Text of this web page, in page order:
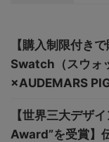
【購入制限付きで
Swatch（スウォ
×AUDEMARS
【世界三大デザ
Award”を受賞】